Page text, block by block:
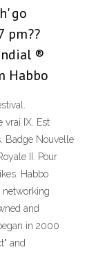
go
pm??
®
Habbo
vrai IX. Est
Badge Nouvelle
II. Pour
Habbo
networking
and
in 2000
and